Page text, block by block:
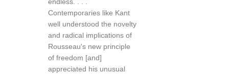
Contemporaries like Kant
well understood the novelty
and radical implications of
Rousseau's new principle
of freedom [and]
appreciated his unusual